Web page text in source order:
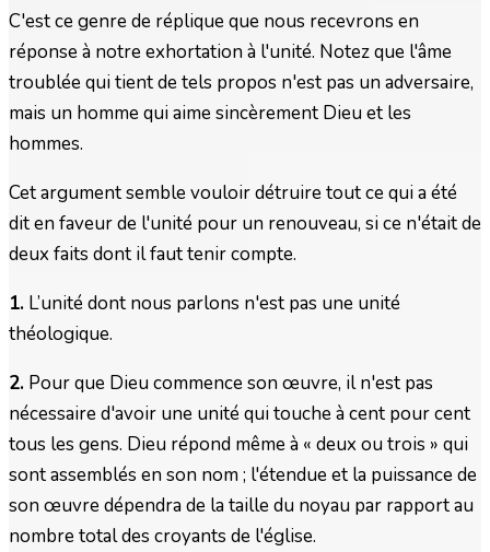
C'est ce genre de réplique que nous recevrons en
réponse à notre exhortation à l'unité. Notez que l'âme
troublée qui tient de tels propos n'est pas un adversaire,
mais un homme qui aime sincèrement Dieu et les
hommes.
Cet argument semble vouloir détruire tout ce qui a été
dit en faveur de l'unité pour un renouveau, si ce n'était de
deux faits dont il faut tenir compte.
1. L’unité dont nous parlons n'est pas une unité
théologique.
2. Pour que Dieu commence son œuvre, il n'est pas
nécessaire d'avoir une unité qui touche à cent pour cent
tous les gens. Dieu répond même à « deux ou trois » qui
sont assemblés en son nom ; l'étendue et la puissance de
son œuvre dépendra de la taille du noyau par rapport au
nombre total des croyants de l'église.